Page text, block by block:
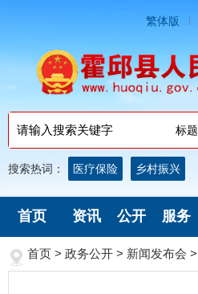
繁体版
标题
搜索热词： 医疗保险 乡村振兴
首页 资讯 公开 服务
首页 > 政务公开 > 新闻发布会 >